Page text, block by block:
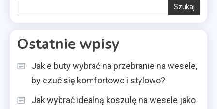
Szukaj
Ostatnie wpisy
Jakie buty wybrać na przebranie na wesele,
by czuć się komfortowo i stylowo?
Jak wybrać idealną koszulę na wesele jako